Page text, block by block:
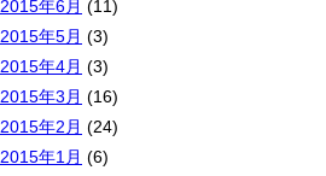
2015年6月 (11)
2015年5月 (3)
2015年4月 (3)
2015年3月 (16)
2015年2月 (24)
2015年1月 (6)